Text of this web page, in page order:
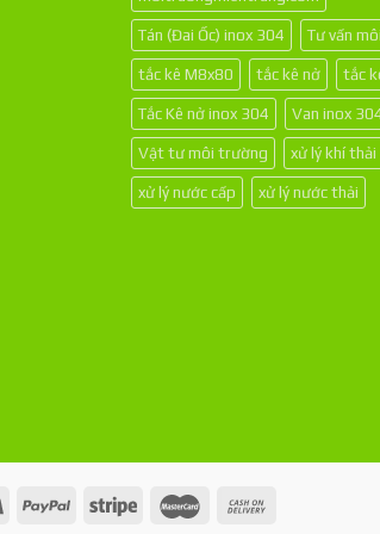
Tán (Đai Ốc) inox 304 Tư vấn
tắc kê M8x80 tắc kê nở tắc
Tắc Kê nở inox 304 Van inox
Vật tư môi trường xử lý khí thải
xử lý nước cấp xử lý nước thải